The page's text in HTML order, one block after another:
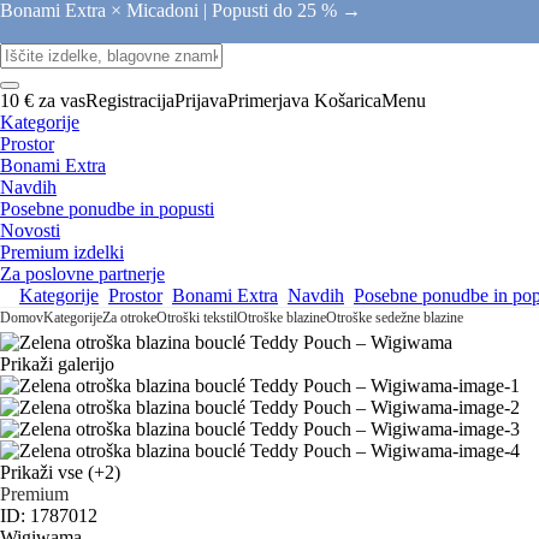
Bonami Extra × Micadoni | Popusti do 25 % →
10 € za vasRegistracijaPrijavaPrimerjava KošaricaMenu
Kategorije
Prostor
Bonami Extra
Navdih
Posebne ponudbe in popusti
Novosti
Premium izdelki
Za poslovne partnerje
Kategorije Prostor Bonami Extra Navdih Posebne ponudbe in
DomovKategorijeZa otrokeOtroški tekstilOtroške blazineOtroške sedežne blazine
Prikaži galerijo
Prikaži vse (+2)
Premium
ID: 1787012